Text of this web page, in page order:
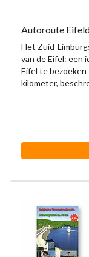
Autoroute
Het Zuid-
van de Eifel: een
Eifel te
kilometer,